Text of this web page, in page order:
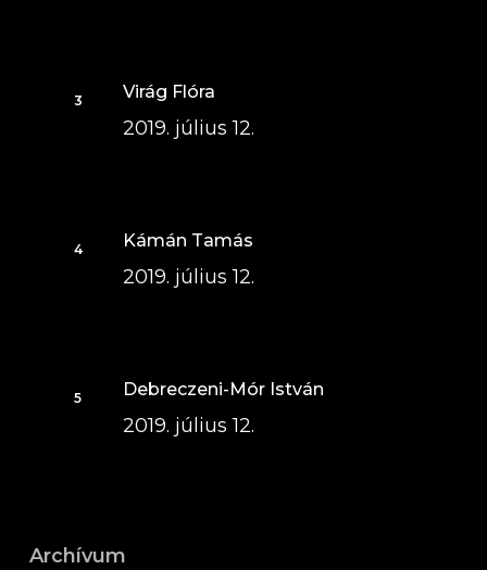
Virág Flóra
2019. július 12.
Kámán Tamás
2019. július 12.
Debreczeni-Mór István
2019. július 12.
Archívum